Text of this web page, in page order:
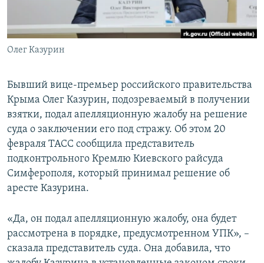
ПОБЕДИТЕЛЕЙ НЕ СУДЯТ?
КРЫМ.НЕПОКОРЕННЫЙ
ELIFBE
ПРИСОЕДИНЯЙТЕСЬ!
Все сайты RFE/RL
Олег Казурин
Бывший вице-премьер российского правительства
Крыма Олег Казурин, подозреваемый в получении
взятки, подал апелляционную жалобу на решение
суда о заключении его под стражу. Об этом 20
февраля ТАСС сообщила представитель
подконтрольного Кремлю Киевского райсуда
Симферополя, который принимал решение об
аресте Казурина.
«Да, он подал апелляционную жалобу, она будет
рассмотрена в порядке, предусмотренном УПК», –
сказала представитель суда. Она добавила, что